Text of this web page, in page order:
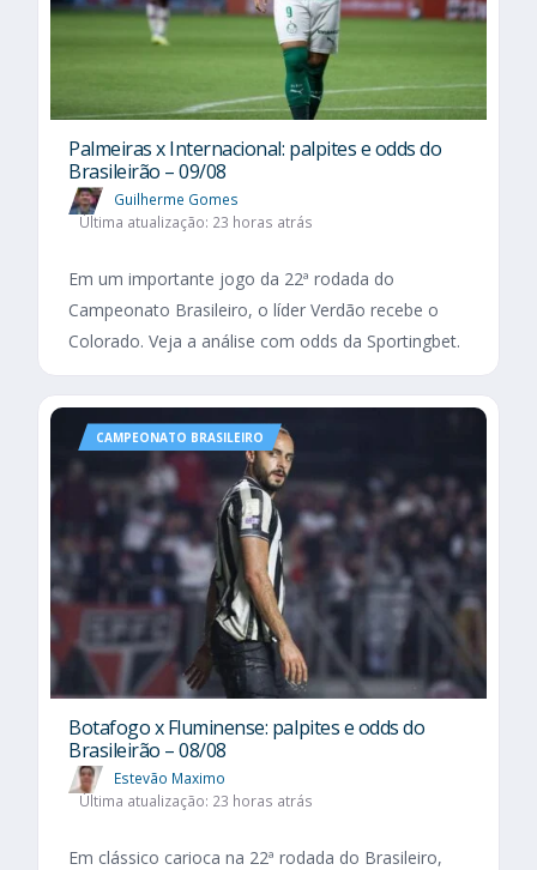
Palmeiras x Internacional: palpites e odds do
Brasileirão – 09/08
Guilherme Gomes
Última atualização: 23 horas atrás
Em um importante jogo da 22ª rodada do
Campeonato Brasileiro, o líder Verdão recebe o
Colorado. Veja a análise com odds da Sportingbet.
CAMPEONATO BRASILEIRO
Botafogo x Fluminense: palpites e odds do
Brasileirão – 08/08
Estevão Maximo
Última atualização: 23 horas atrás
Em clássico carioca na 22ª rodada do Brasileiro,